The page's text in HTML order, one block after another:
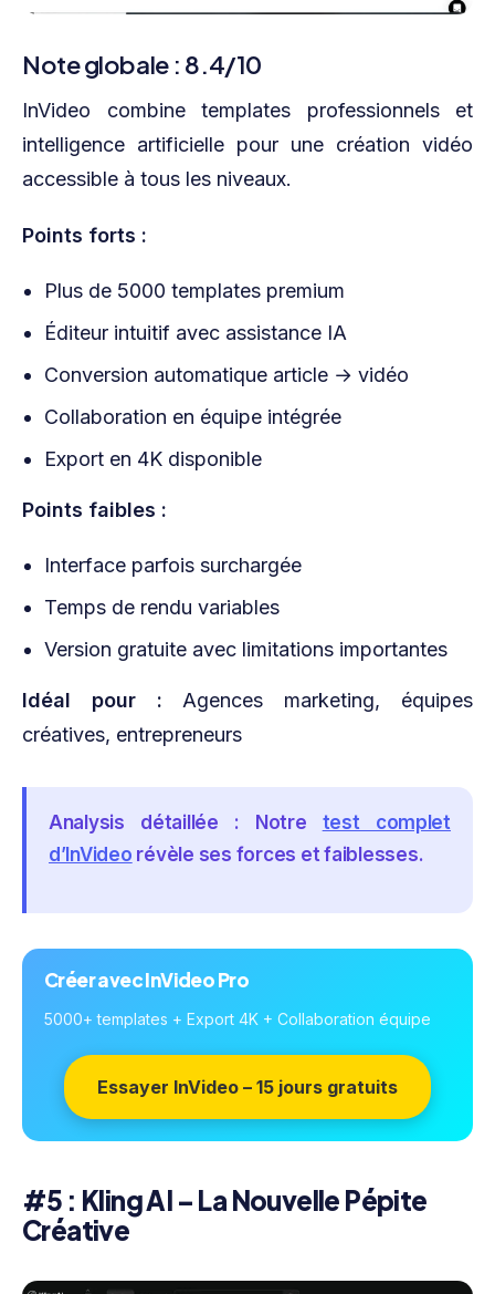
Note globale : 8.4/10
InVideo combine templates professionnels et
intelligence artificielle pour une création vidéo
accessible à tous les niveaux.
Points forts :
Plus de 5000 templates premium
Éditeur intuitif avec assistance IA
Conversion automatique article → vidéo
Collaboration en équipe intégrée
Export en 4K disponible
Points faibles :
Interface parfois surchargée
Temps de rendu variables
Version gratuite avec limitations importantes
Idéal pour : Agences marketing, équipes
créatives, entrepreneurs
Analysis détaillée : Notre test complet
d’InVideo révèle ses forces et faiblesses.
Créer avec InVideo Pro
5000+ templates + Export 4K + Collaboration équipe
Essayer InVideo – 15 jours gratuits
#5 : Kling AI – La Nouvelle Pépite
Créative